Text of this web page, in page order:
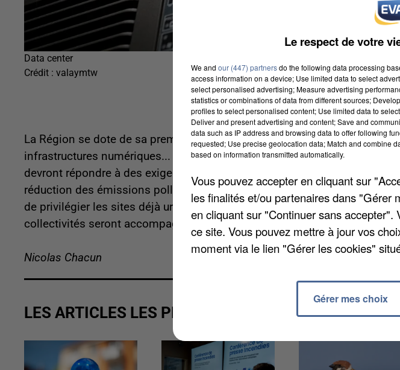
Data center
Crédit : valaymtw
La Région se dote de sa première stratégie dédiée aux centres de
infrastructures numériques... tout en imposant des critères
devront répondre à des exigences élevées en matière de consommation
réduction des émissions polluantes et de valorisation de la chaleur
de privilégier les sites déjà urbanisés pour préserver le foncier destiné
collectivités seront accompagnées pour négocier des retombées
Nicolas Chacun
LES ARTICLES LES PLUS VUS
Le respect de votre
We and our (447) partnersdo the following data processing
access information on a device; Use limited data to select
select personalised advertising; Measure advertising
statistics or combinations of data from different sources;
profiles to select personalised content; Use limited data to
Deliver and present advertising and content; Save and
data such as IP address and browsing data to offer following
requested; Use precise geolocation data; Match and combine
based on information transmitted automatically.
Vous pouvez accepter en cliquant sur
les finalités et/ou partenaires dans "Gérer
en cliquant sur "Continuer sans
ce site. Vous pouvez mettre à jour vos
moment via le lien "Gérer les cookies"
Gérer mes choix